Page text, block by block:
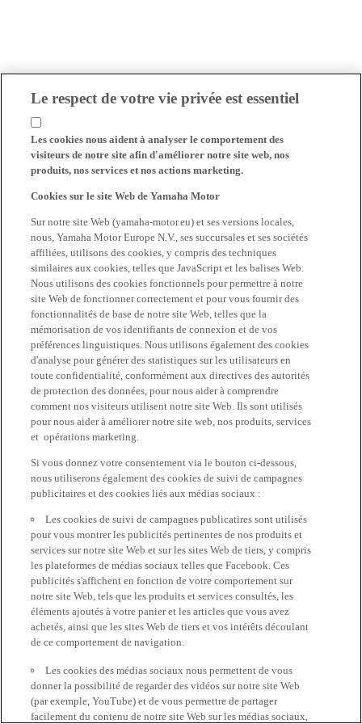
Le respect de votre vie privée est essentiel
Les cookies nous aident à analyser le comportement des
visiteurs de notre site afin d'améliorer notre site web, nos
produits, nos services et nos actions marketing.
Cookies sur le site Web de Yamaha Motor
Sur notre site Web (yamaha-motor.eu) et ses versions locales,
nous, Yamaha Motor Europe N.V., ses succursales et ses sociétés
affiliées, utilisons des cookies, y compris des techniques
similaires aux cookies, telles que JavaScript et les balises Web.
Nous utilisons des cookies fonctionnels pour permettre à notre
site Web de fonctionner correctement et pour vous fournir des
fonctionnalités de base de notre site Web, telles que la
mémorisation de vos identifiants de connexion et de vos
préférences linguistiques. Nous utilisons également des cookies
d'analyse pour générer des statistiques sur les utilisateurs en
toute confidentialité, conformément aux directives des autorités
de protection des données, pour nous aider à comprendre
comment nos visiteurs utilisent notre site Web. Ils sont utilisés
pour nous aider à améliorer notre site web, nos produits, services
et opérations marketing.
Si vous donnez votre consentement via le bouton ci-dessous,
nous utiliserons également des cookies de suivi de campagnes
publicitaires et des cookies liés aux médias sociaux :
Les cookies de suivi de campagnes publicatires sont utilisés
pour vous montrer les publicités pertinentes de nos produits et
services sur notre site Web et sur les sites Web de tiers, y compris
les plateformes de médias sociaux telles que Facebook. Ces
publicités s'affichent en fonction de votre comportement sur
notre site Web, tels que les produits et services consultés, les
éléments ajoutés à votre panier et les articles que vous avez
achetés, ainsi que les sites Web de tiers et vos intérêts découlant
de ce comportement de navigation.
Les cookies des médias sociaux nous permettent de vous
donner la possibilité de regarder des vidéos sur notre site Web
(par exemple, YouTube) et de vous permettre de partager
facilement du contenu de notre site Web sur les médias sociaux,